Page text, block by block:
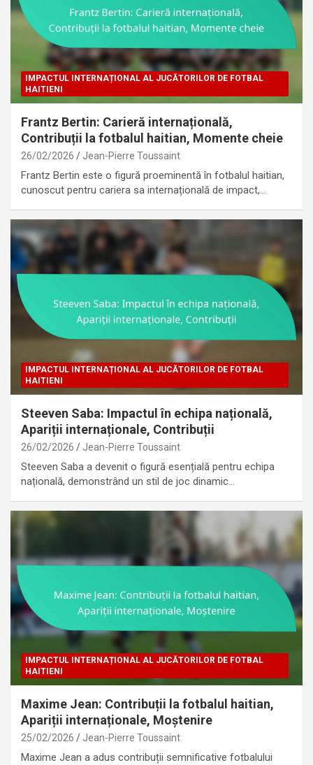
IMPACTUL INTERNAȚIONAL AL JUCĂTORILOR DE FOTBAL
HAITIENI
Frantz Bertin: Carieră internațională,
Contribuții la fotbalul haitian, Momente cheie
26/02/2026 Jean-Pierre Toussaint
Frantz Bertin este o figură proeminentă în fotbalul haitian,
cunoscut pentru cariera sa internațională de impact,…
IMPACTUL INTERNAȚIONAL AL JUCĂTORILOR DE FOTBAL
HAITIENI
Steeven Saba: Impactul în echipa națională,
Apariții internaționale, Contribuții
26/02/2026 Jean-Pierre Toussaint
Steeven Saba a devenit o figură esențială pentru echipa
națională, demonstrând un stil de joc dinamic…
IMPACTUL INTERNAȚIONAL AL JUCĂTORILOR DE FOTBAL
HAITIENI
Maxime Jean: Contribuții la fotbalul haitian,
Apariții internaționale, Moștenire
25/02/2026 Jean-Pierre Toussaint
Maxime Jean a adus contribuții semnificative fotbalului